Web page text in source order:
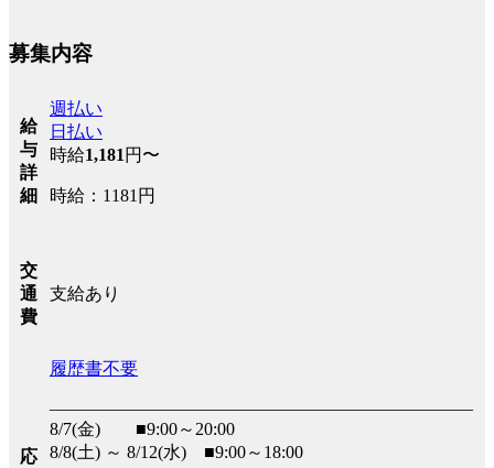
募集内容
給
与
詳
細
週払い
日払い
時給1,181 円〜
時給：1181円
交
通
費
支給あり
応
履歴書不要
――――――――――――――――――――――――
8/7(金) ■9:00～20:00
8/8(土) ～ 8/12(水) ■9:00～18:00